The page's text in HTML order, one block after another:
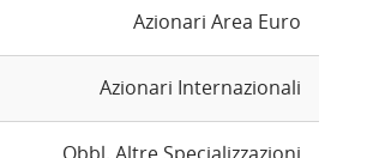
Azionari Area Euro
Azionari Internazionali